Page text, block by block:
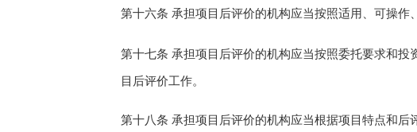
第十六条 承担项目后评价的机构应当按照适用、可操作
第十七条 承担项目后评价的机构应当按照委托要求和投
目后评价工作。
第十八条 承担项目后评价的机构应当根据项目特点和后